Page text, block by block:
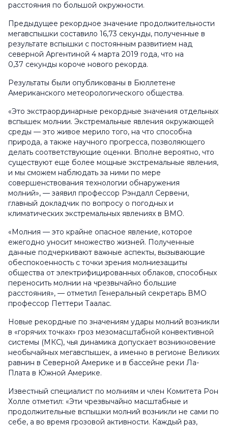
расстояния по большой окружности.
Предыдущее рекордное значение продолжительности
мегавспышки составило 16,73 секунды, полученные в
результате вспышки с постоянным развитием над
северной Аргентиной 4 марта 2019 года, что на
0,37 секунды короче нового рекорда.
Результаты были опубликованы в Бюллетене
Американского метеорологического общества.
«Это экстраординарные рекордные значения отдельных
вспышек молнии. Экстремальные явления окружающей
среды — это живое мерило того, на что способна
природа, а также научного прогресса, позволяющего
делать соответствующие оценки. Вполне вероятно, что
существуют еще более мощные экстремальные явления,
и мы сможем наблюдать за ними по мере
совершенствования технологии обнаружения
молний», — заявил профессор Рэндалл Cервени,
главный докладчик по вопросу о погодных и
климатических экстремальных явлениях в ВМО.
«Молния — это крайне опасное явление, которое
ежегодно уносит множество жизней. Полученные
данные подчеркивают важные аспекты, вызывающие
обеспокоенность с точки зрения молниезащиты
общества от электрифицированных облаков, способных
переносить молнии на чрезвычайно большие
расстояния», — отметил Генеральный секретарь ВМО
профессор Петтери Таалас.
Новые рекордные по значениям удары молний возникли
в «горячих точках» гроз мезомасштабной конвективной
системы (МКС), чья динамика допускает возникновение
необычайных мегавспышек, а именно в регионе Великих
равнин в Северной Америке и в бассейне реки Ла-
Плата в Южной Америке.
Известный специалист по молниям и член Комитета Рон
Холле отметил: «Эти чрезвычайно масштабные и
продолжительные вспышки молний возникли не сами по
себе, а во время грозовой активности. Каждый раз,